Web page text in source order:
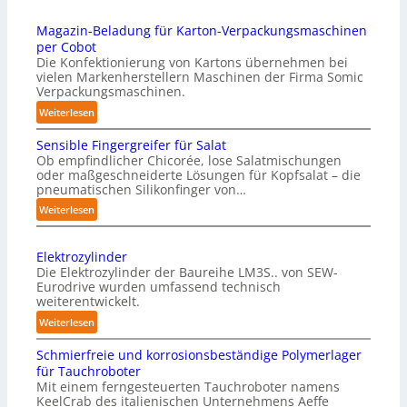
Magazin-Beladung für Karton-Verpackungsmaschinen
per Cobot
Die Konfektionierung von Kartons übernehmen bei
vielen Markenherstellern Maschinen der Firma Somic
Verpackungsmaschinen.
Weiterlesen:
M
a
g
a
z
i
-
e
l
d
u
n
g
Sensible Fingergreifer für Salat
Ob empfindlicher Chicorée, lose Salatmischungen
oder maßgeschneiderte Lösungen für Kopfsalat – die
pneumatischen Silikonfinger von…
Weiterlesen:
S
n
s
i
b
l
F
i
n
Elektrozylinder
Die Elektrozylinder der Baureihe LM3S.. von SEW-
Eurodrive wurden umfassend technisch
weiterentwickelt.
Weiterlesen:
E
l
e
k
Schmierfreie und korrosionsbeständige Polymerlager
für Tauchroboter
Mit einem ferngesteuerten Tauchroboter namens
KeelCrab des italienischen Unternehmens Aeffe